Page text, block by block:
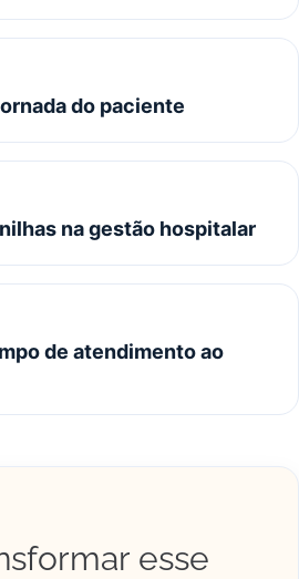
do paciente
na gestão hospitalar
de atendimento ao
esse